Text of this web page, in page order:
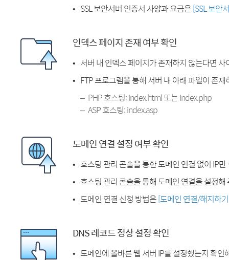
SSL 보안서버 인증서 사양과 요금은[SSL 보안
인덱스 페이지 존재 여부 확인
서버 내 인덱스 페이지가 존재하지 않는다면
FTP 프로그램을 통해 서버 내 아래 파일이 존
PHP 호스팅: index.html 또는 index.php
ASP 호스팅: index.asp
도메인 연결 설정 여부 확인
호스팅 관리 콘솔을 통한 도메인 연결 없이 IP
호스팅 관리 콘솔을 통해 도메인 연결을 설정해
도메인 연결 신청 방법은[도메인 연결/해지하
DNS 레코드 정상 설정 확인
도메인에 올바른 웹 서버 IP를 설정했는지 확인